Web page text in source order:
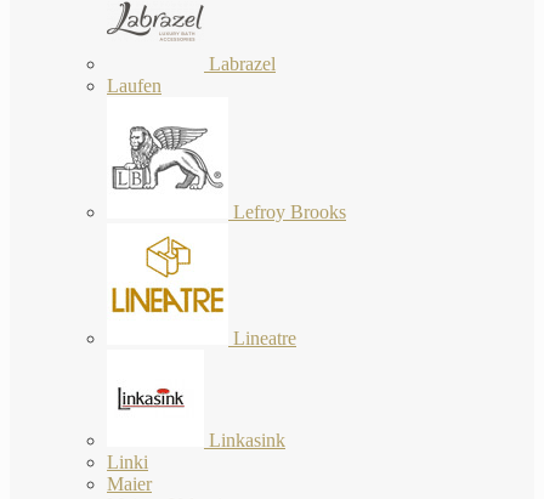
Labrazel
Laufen
Lefroy Brooks
Lineatre
Linkasink
Linki
Maier